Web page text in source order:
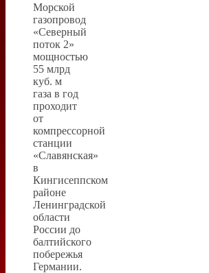
Морской
газопровод
«Северный
поток 2»
мощностью
55 млрд
куб. м
газа в год
проходит
от
компрессорной
станции
«Славянская»
в
Кингисеппском
районе
Ленинградской
области
России до
балтийского
побережья
Германии.